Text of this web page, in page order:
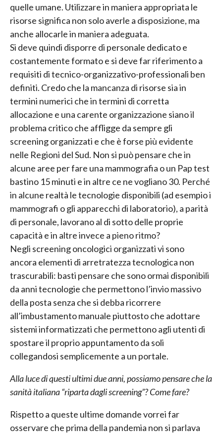
quelle umane. Utilizzare in maniera appropriata le
risorse significa non solo averle a disposizione, ma
anche allocarle in maniera adeguata.
Si deve quindi disporre di personale dedicato e
costantemente formato e si deve far riferimento a
requisiti di tecnico-organizzativo-professionali ben
definiti. Credo che la mancanza di risorse sia in
termini numerici che in termini di corretta
allocazione e una carente organizzazione siano il
problema critico che affligge da sempre gli
screening organizzati e che è forse più evidente
nelle Regioni del Sud. Non si può pensare che in
alcune aree per fare una mammografia o un Pap test
bastino 15 minuti e in altre ce ne vogliano 30. Perché
in alcune realtà le tecnologie disponibili (ad esempio i
mammografi o gli apparecchi di laboratorio), a parità
di personale, lavorano al di sotto delle proprie
capacità e in altre invece a pieno ritmo?
Negli screening oncologici organizzati vi sono
ancora elementi di arretratezza tecnologica non
trascurabili: basti pensare che sono ormai disponibili
da anni tecnologie che permettono l’invio massivo
della posta senza che si debba ricorrere
all’imbustamento manuale piuttosto che adottare
sistemi informatizzati che permettono agli utenti di
spostare il proprio appuntamento da soli
collegandosi semplicemente a un portale.
Alla luce di questi ultimi due anni, possiamo pensare che la
sanità italiana “riparta dagli screening”? Come fare?
Rispetto a queste ultime domande vorrei far
osservare che prima della pandemia non si parlava